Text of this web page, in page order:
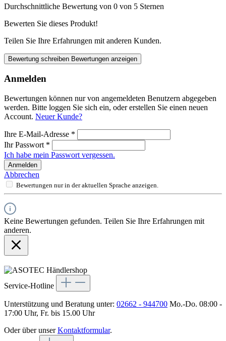
Durchschnittliche Bewertung von 0 von 5 Sternen
Bewerten Sie dieses Produkt!
Teilen Sie Ihre Erfahrungen mit anderen Kunden.
Bewertung schreiben Bewertungen anzeigen
Anmelden
Bewertungen können nur von angemeldeten Benutzern abgegeben
werden. Bitte loggen Sie sich ein, oder erstellen Sie einen neuen
Account. Neuer Kunde?
Ihre E-Mail-Adresse *
Ihr Passwort *
Ich habe mein Passwort vergessen.
Anmelden
Abbrechen
Bewertungen nur in der aktuellen Sprache anzeigen.
Keine Bewertungen gefunden. Teilen Sie Ihre Erfahrungen mit
anderen.
Service-Hotline
Unterstützung und Beratung unter: 02662 - 944700 Mo.-Do. 08:00 -
17:00 Uhr, Fr. bis 15.00 Uhr
Oder über unserKontaktformular.